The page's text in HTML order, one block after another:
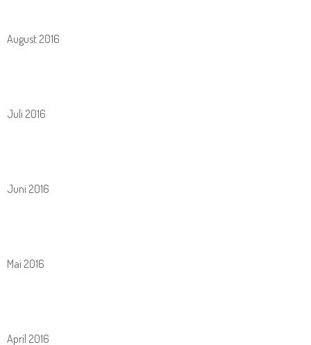
August 2016
Juli 2016
Juni 2016
Mai 2016
April 2016